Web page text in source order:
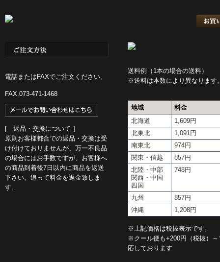
電話またはFAXでご注文ください。
FAX.073-471-1468
[ 返品・交換について ］
原則お客様都合での返品・交換は受
け付けておりませんが、万一不良品
の場合にはお手数ですが、お客様へ
の商品到着後7日以内に商品を返送
下さい。追って料金を返金致しま
す。
送料例（1本の場合の送料）
※送料は本数により異なります
地域
料金
北海道
1,609円
北東北
1,091円
南東北
974円
関東・信越
857円
北陸・中部
関西・中国
四国
748円
九州
857円
沖縄
1,208円
※上記価格は税抜表示です。
※クール便も+200円（税抜）～
応しております